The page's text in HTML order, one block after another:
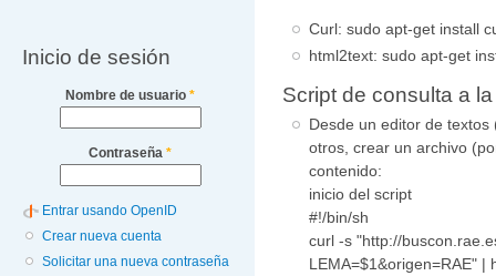
Inicio de sesión
Nombre de usuario *
Contraseña *
Entrar usando OpenID
Crear nueva cuenta
Solicitar una nueva contraseña
Curl: sudo apt-get install
html2text: sudo apt-get
Script de consulta a
Desde un editor de
otros, crear un archivo
contenido:
inicio del script
#!/bin/sh
curl -s "http://
LEMA=$1&origen=RAE" |